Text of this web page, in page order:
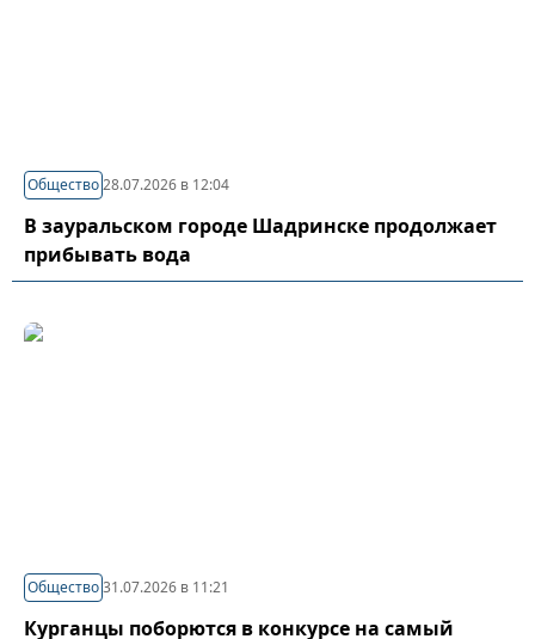
Общество28.07.2026 в 12:04
В зауральском городе Шадринске продолжает
прибывать вода
Общество31.07.2026 в 11:21
Курганцы поборются в конкурсе на самый